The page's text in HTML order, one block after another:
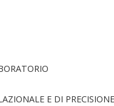
E DI PRECISIONE